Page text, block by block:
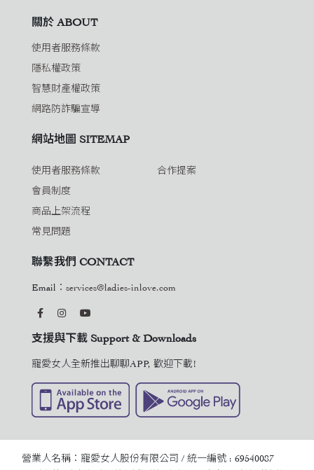
關於 ABOUT
使用者服務條款
隱私權政策
智慧財產權政策
網路防詐騙宣導
網站地圖 SITEMAP
使用者服務條款
會員制度
商品上架流程
常見問題
合作提案
聯繫我們 CONTACT
Email： services@ladies-inlove.com
支援與下載 Support & Downloads
寵愛女人全新推出聊聊APP, 歡迎下載!
營業人名稱：寵愛女人股份有限公司 / 統一編號 : 69540087